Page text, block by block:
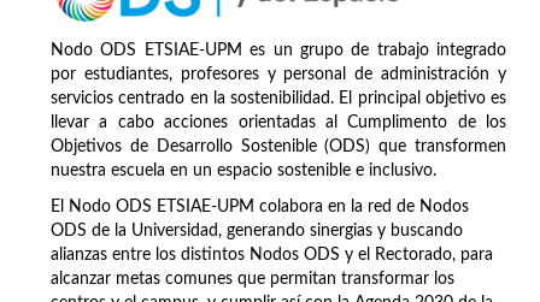
Nodo ODS ETSIAE-UPM es un grupo de trabajo integrado
por estudiantes, profesores y personal de administración y
servicios centrado en la sostenibilidad. El principal objetivo es
llevar a cabo acciones orientadas al Cumplimento de los
Objetivos de Desarrollo Sostenible (ODS) que transformen
nuestra escuela en un espacio sostenible e inclusivo.
El Nodo ODS ETSIAE-UPM colabora en la red de Nodos
ODS de la Universidad, generando sinergias y buscando
alianzas entre los distintos Nodos ODS y el Rectorado, para
alcanzar metas comunes que permitan transformar los